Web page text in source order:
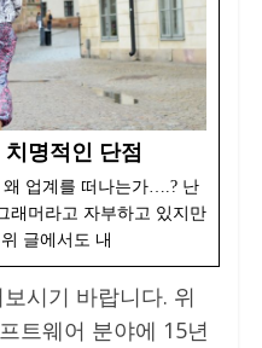
명적인 단점
업계를 떠나는가….? 난
래머라고 자부하고 있지만
글에서도 내
시기 바랍니다. 위
트웨어 분야에 15년